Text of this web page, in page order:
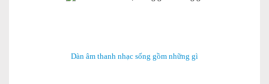
Dàn âm thanh nhạc sống gồm những gì